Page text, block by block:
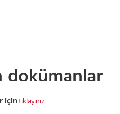
dokümanlar
için tıklayınız.